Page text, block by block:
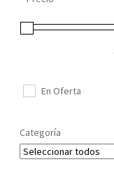
En Oferta
Categoría